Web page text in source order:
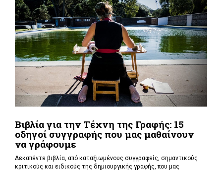
Βιβλία για την Τέχνη της Γραφής: 15
οδηγοί συγγραφής που μας μαθαίνουν
να γράφουμε
Δεκαπέντε βιβλία, από καταξιωμένους συγγραφείς, σημαντικούς
κριτικούς και ειδικούς της δημιουργικής γραφής, που μας